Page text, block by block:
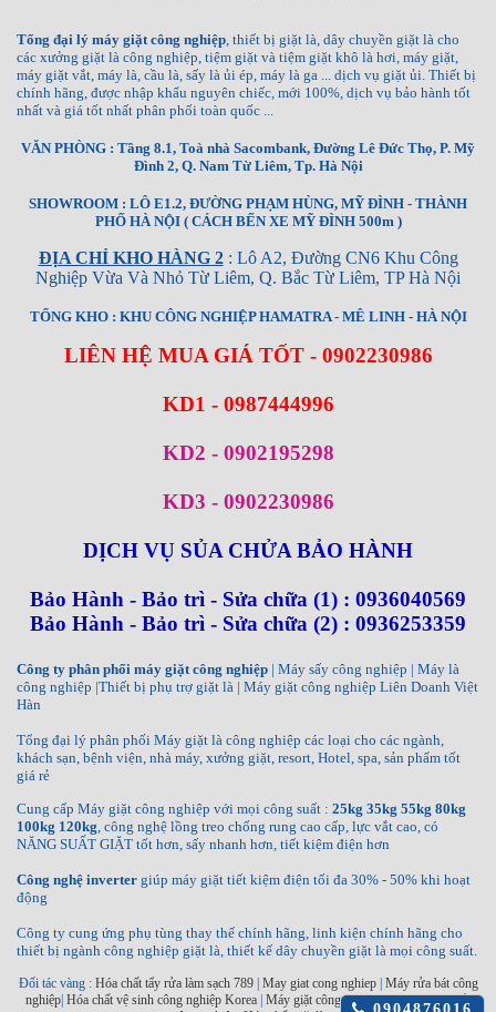
Click
Tổng đại lý máy giặt công nghiệp, thiết bị giặt là, dây chuyền giặt là cho
các xưởng giặt là công nghiệp, tiệm giặt và tiệm giặt khô là hơi, máy giặt,
máy giặt vắt, máy là, cầu là, sấy là ủi ép, máy là ga ... dịch vụ giặt ủi. Thiết bị
chính hãng, được nhập khẩu nguyên chiếc, mới 100%, dịch vụ bảo hành tốt
nhất và giá tốt nhất phân phối toàn quốc ...
VĂN PHÒNG : Tầng 8.1, Toà nhà Sacombank, Đường Lê Đức Thọ, P. Mỹ
Đình 2, Q. Nam Từ Liêm, Tp. Hà Nội
SHOWROOM : LÔ E1.2, ĐƯỜNG PHẠM HÙNG, MỸ ĐÌNH - THÀNH
PHỐ HÀ NỘI ( CÁCH BẾN XE MỸ ĐÌNH 500m )
ĐỊA CHỈ KHO HÀNG 2: Lô A2, Đường CN6 Khu Công
Nghiệp Vừa Và Nhỏ Từ Liêm, Q. Bắc Từ Liêm, TP Hà Nội
TỔNG KHO : KHU CÔNG NGHIỆP HAMATRA - MÊ LINH - HÀ NỘI
LIÊN HỆ MUA GIÁ TỐT - 0902230986
KD1 - 0987444996
KD2 - 0902195298
KD3 - 0902230986
DỊCH VỤ SỦA CHỬA BẢO HÀNH
Bảo Hành - Bảo trì - Sửa chữa (1) : 0936040569
Bảo Hành - Bảo trì - Sửa chữa (2) : 0936253359
Công ty phân phối máy giặt công nghiệp | Máy sấy công nghiệp | Máy là
công nghiệp |Thiết bị phụ trợ giặt là | Máy giặt công nghiệp Liên Doanh Việt
Hàn
Tổng đại lý phân phối Máy giặt là công nghiệp các loại cho các ngành,
khách sạn, bệnh viện, nhà máy, xưởng giặt, resort, Hotel, spa, sản phẩm tốt
giá rẻ
Cung cấp Máy giặt công nghiệp với mọi công suất : 25kg 35kg 55kg 80kg
100kg 120kg , công nghệ lồng treo chống rung cao cấp, lực vắt cao, có
NĂNG SUẤT GIẶT tốt hơn, sấy nhanh hơn, tiết kiệm điện hơn
Công nghệ inverter giúp máy giặt tiết kiệm điện tối đa 30% - 50% khi hoạt
động
Công ty cung ứng phụ tùng thay thế chính hãng, linh kiện chính hãng cho
thiết bị ngành công nghiệp giặt là, thiết kế dây chuyền giặt là mọi công suất.
Đối tác vàng : Hóa chất tẩy rửa làm sạch 789| May giat cong nghiep| Máy rửa bát công
nghiệp| Hóa chất vệ sinh công nghiệp Korea| Máy giặt công nghiệp INKO|Máy sấy